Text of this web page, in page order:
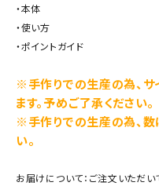
・本体
・使い方
・ポイントガイド
※手作りでの生産の為、サ
ます。予めご了承ください。
※手作りでの生産の為、数
い。
お届けについて：ご注文いただい